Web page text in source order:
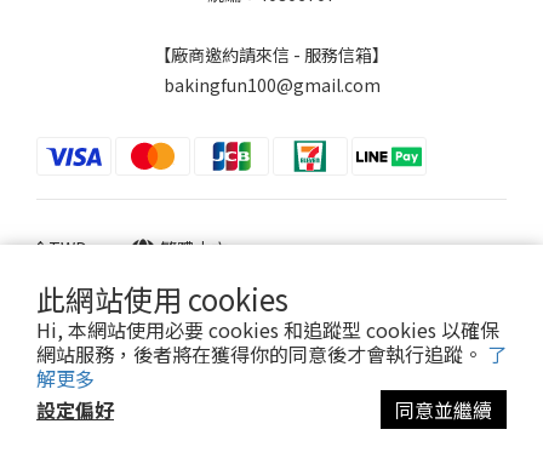
此網站使用 cookies
Hi, 本網站使用必要 cookies 和追蹤型 cookies 以確保
網站服務，後者將在獲得你的同意後才會執行追蹤。 了
解更多
設定偏好
同意並繼續
【廠商邀約請來信 - 服務信箱】
bakingfun100@gmail.com
$TWD 繁體中文